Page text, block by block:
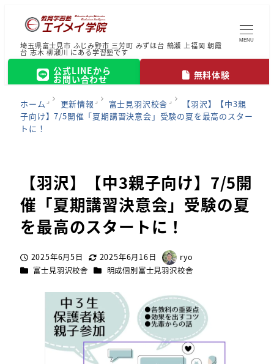
埼玉県富士見市 ふじみ野市 三芳町 みずほ台 鶴瀬 上福岡 朝霞
台 志木 柳瀬川 にある学習塾です
公式LINEから
お問い合わせ 無料体験
MENU
ホーム 更新情報 富士見羽沢校舎
【羽沢】【中3親
子向け】7/5開催「夏期講習決意会」受験の夏を最高のスター
トに！
【羽沢】【中3親子向け】7/5開
催「夏期講習決意会」受験の夏
を最高のスタートに！
投稿日2025年6月5日 更新日2025年6月16日
著
者
ryo
カテゴリー
富士見羽沢校舎 カテゴリー
明成個別富士見羽沢校舎